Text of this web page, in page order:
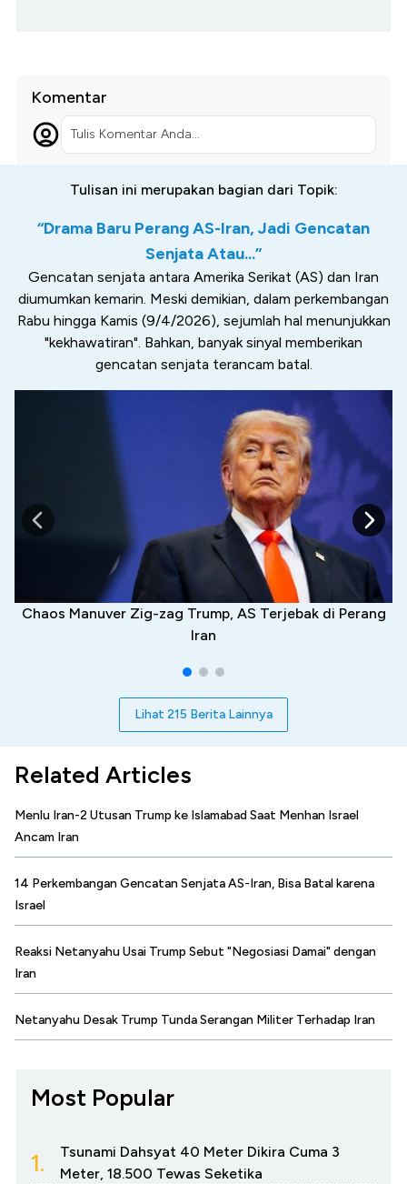
Komentar
Tulis Komentar Anda...
Tulisan ini merupakan bagian dari Topik:
“Drama Baru Perang AS-Iran, Jadi Gencatan
Senjata Atau...”
Gencatan senjata antara Amerika Serikat (AS) dan Iran
diumumkan kemarin. Meski demikian, dalam perkembangan
Rabu hingga Kamis (9/4/2026), sejumlah hal menunjukkan
"kekhawatiran". Bahkan, banyak sinyal memberikan
gencatan senjata terancam batal.
Chaos Manuver Zig-zag Trump, AS Terjebak di Perang
Iran
Lihat 215 Berita Lainnya
Related Articles
Menlu Iran-2 Utusan Trump ke Islamabad Saat Menhan Israel
Ancam Iran
14 Perkembangan Gencatan Senjata AS-Iran, Bisa Batal karena
Israel
Reaksi Netanyahu Usai Trump Sebut "Negosiasi Damai" dengan
Iran
Netanyahu Desak Trump Tunda Serangan Militer Terhadap Iran
Most Popular
1.
Tsunami Dahsyat 40 Meter Dikira Cuma 3
Meter, 18.500 Tewas Seketika